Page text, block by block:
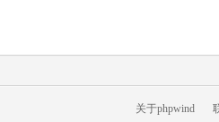
关于phpwind